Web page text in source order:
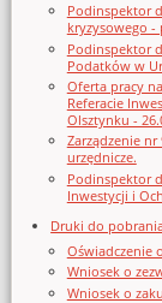
Podinspektor
kryzysowego -
Podinspektor
Podatków w
Oferta pracy
Referacie
Olsztynku -
Zarządzenie
urzędnicze.
Podinspektor
Inwestycji i
Druki do
Oświadczenie
Wniosek o
Wniosek o